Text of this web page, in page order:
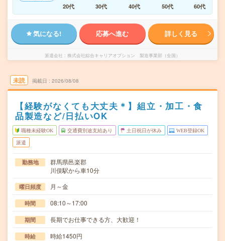
20代
30代 40代 50代 60代
気になる! 応募へ進む 詳しく見る
派遣会社 株式会社綜合キャリアオプション 製造事業部（全国）
未読 掲載日 2026/08/08
【経験がなくても大丈夫＊】組立・加工・食
品製造など/日払いOK
職種未経験OK 交通費別途支給あり 土日祝日が休み WEB登録OK
派遣
勤務地
群馬県邑楽郡
川俣駅から車10分
曜日頻度 月～金
時間 08:10～17:00
期間 長期でお仕事できる方、大歓迎！
時給 時給1450円